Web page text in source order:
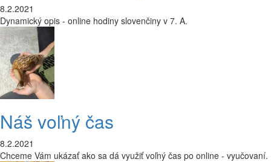
8.2.2021
Dynamický opis - online hodiny slovenčiny v 7. A.
Náš voľný čas
8.2.2021
Chceme Vám ukázať ako sa dá využiť voľný čas po online - vyučovaní.